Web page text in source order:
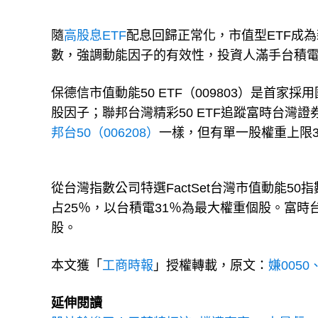
隨高股息ETF配息回歸正常化，市值型ETF成
數，強調動能因子的有效性，投資人滿手台積
保德信市值動能50 ETF（009803）是首家採
股因子；聯邦台灣精彩50 ETF追蹤富時台灣
邦台50（006208） 一樣，但有單一股權重上限
從台灣指數公司特選FactSet台灣市值動能50
占25％，以台積電31％為最大權重個股。富
股。
本文獲「 工商時報 」授權轉載，原文： 嫌0050
延伸閱讀